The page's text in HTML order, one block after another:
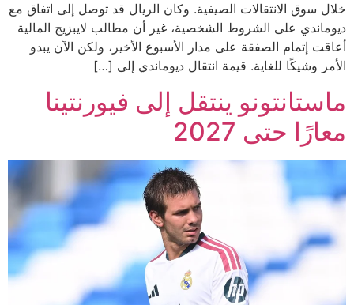
خلال سوق الانتقالات الصيفية. وكان الريال قد توصل إلى اتفاق مع
ديوماندي على الشروط الشخصية، غير أن مطالب لايبزيج المالية
أعاقت إتمام الصفقة على مدار الأسبوع الأخير، ولكن الآن يبدو
الأمر وشيكًا للغاية. قيمة انتقال ديوماندي إلى […]
ماستانتونو ينتقل إلى فيورنتينا
معارًا حتى 2027